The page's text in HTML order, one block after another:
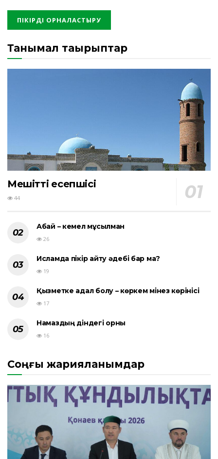
Танымал тақырыптар
Мешіттің есепшісі
44
Абай – кемел мұсылман
26
Исламда пікір айту әдебі бар ма?
19
Қызметке адал болу – көркем мінез көрінісі
17
Намаздың діндегі орны
16
Соңғы жарияланымдар